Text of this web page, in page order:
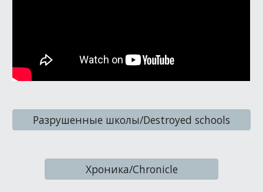
Разрушенные школы/Destroyed schools
Хроника/Chronicle